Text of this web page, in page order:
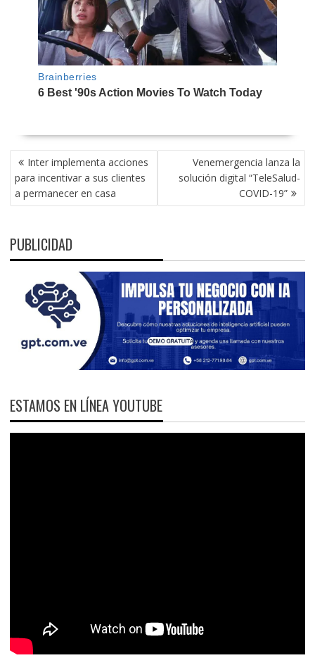
NAVEGACIÓN
DE
ENTRADAS
Inter implementa acciones
para incentivar a sus clientes
a permanecer en casa
Venemergencia lanza la
solución digital “TeleSalud-
COVID-19”
PUBLICIDAD
ESTAMOS EN LÍNEA YOUTUBE